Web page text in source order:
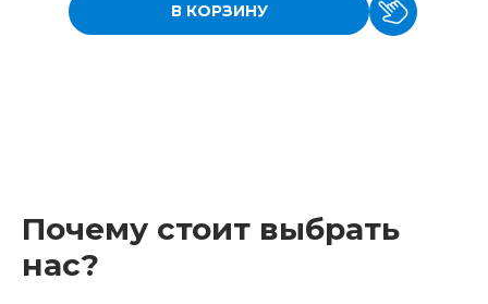
В КОРЗИНУ
Почему стоит выбрать
нас?